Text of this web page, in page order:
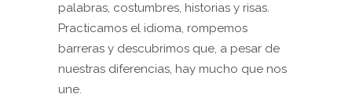
palabras, costumbres, historias y risas.
Practicamos el idioma, rompemos
barreras y descubrimos que, a pesar de
nuestras diferencias, hay mucho que nos
une.